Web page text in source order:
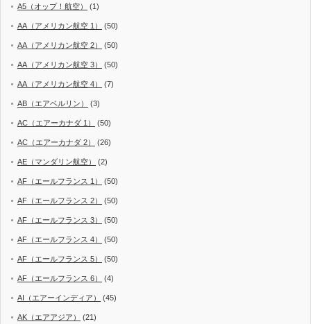
A5（オップ！航空） (1)
AA（アメリカン航空 1） (50)
AA（アメリカン航空 2） (50)
AA（アメリカン航空 3） (50)
AA（アメリカン航空 4） (7)
AB（エアベルリン） (3)
AC（エアーカナダ 1） (50)
AC（エアーカナダ 2） (26)
AE（マンダリン航空） (2)
AF（エールフランス 1） (50)
AF（エールフランス 2） (50)
AF（エールフランス 3） (50)
AF（エールフランス 4） (50)
AF（エールフランス 5） (50)
AF（エールフランス 6） (4)
AI（エアーインディア） (45)
AK（エアアジア） (21)